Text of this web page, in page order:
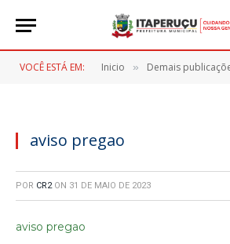
VOCÊ ESTÁ EM: Inicio » Demais
aviso pregao
POR CR2 ON 31 DE MAIO DE 2023
aviso pregao